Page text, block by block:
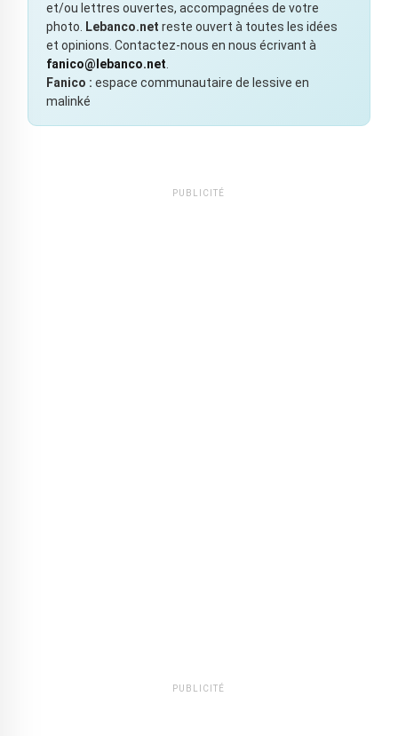
et/ou lettres ouvertes, accompagnées de votre
photo.
Lebanco.net reste ouvert à toutes les idées
et opinions. Contactez-nous en nous écrivant à
fanico@lebanco.net
Fanico : espace communautaire de lessive en
malinké
PUBLICITÉ
PUBLICITÉ